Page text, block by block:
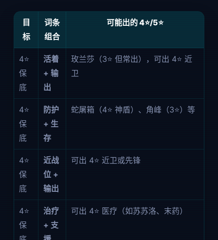
目
标
词条
组合
可能出的 4⭐/5⭐
4⭐
保
底
活着
+ 输
出
玫兰莎（3⭐ 但常出），可出 4⭐ 近
卫
4⭐
保
底
防护
+ 生
存
蛇屠箱（4⭐ 神盾）、角峰（3⭐）等
4⭐
保
底
近战
位 +
输出
可出 4⭐ 近卫或先锋
4⭐
保
治疗
+ 支
可出 4⭐ 医疗（如苏苏洛、末药）